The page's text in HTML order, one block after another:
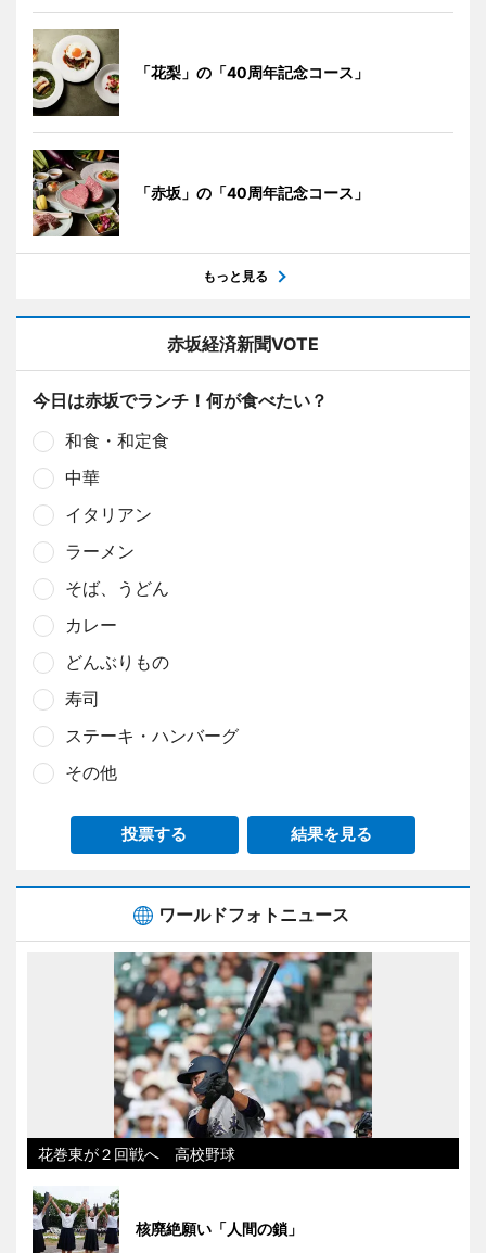
「花梨」の「40周年記念コース」
「赤坂」の「40周年記念コース」
もっと見る
赤坂経済新聞VOTE
今日は赤坂でランチ！何が食べたい？
和食・和定食
中華
イタリアン
ラーメン
そば、うどん
カレー
どんぶりもの
寿司
ステーキ・ハンバーグ
その他
投票する 結果を見る
ワールドフォトニュース
花巻東が２回戦へ 高校野球
核廃絶願い「人間の鎖」